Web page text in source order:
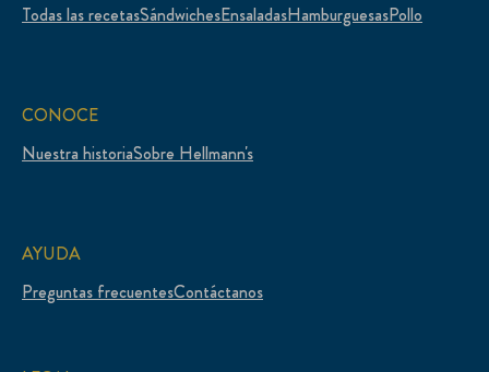
Todas las recetasSándwichesEnsaladasHamburguesasPollo
CONOCE
Nuestra historiaSobre Hellmann's
AYUDA
Preguntas frecuentesContáctanos